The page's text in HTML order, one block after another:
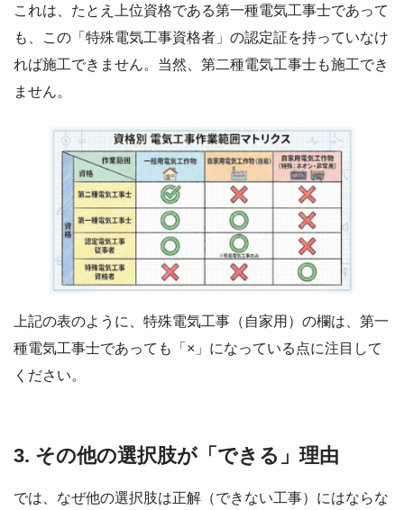
これは、たとえ上位資格である第一種電気工事士であって
も、この「特殊電気工事資格者」の認定証を持っていなけ
れば施工できません。当然、第二種電気工事士も施工でき
ません。
上記の表のように、特殊電気工事（自家用）の欄は、第一
種電気工事士であっても「×」になっている点に注目して
ください。
3. その他の選択肢が「できる」理由
では、なぜ他の選択肢は正解（できない工事）にはならな